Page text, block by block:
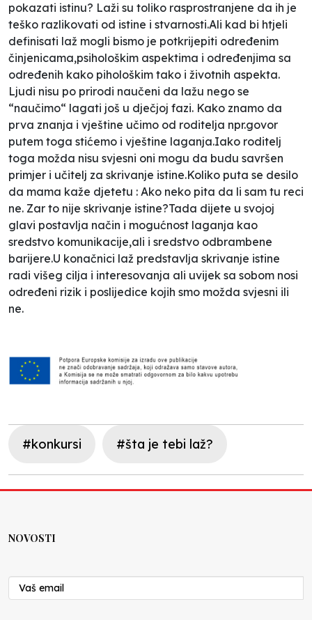
pokazati istinu? Laži su toliko rasprostranjene da ih je
teško razlikovati od istine i stvarnosti.Ali kad bi htjeli
definisati laž mogli bismo je potkrijepiti određenim
činjenicama,psihološkim aspektima i određenjima sa
određenih kako pihološkim tako i životnih aspekta.
Ljudi nisu po prirodi naučeni da lažu nego se
“naučimo“ lagati još u dječjoj fazi. Kako znamo da
prva znanja i vještine učimo od roditelja npr.govor
putem toga stićemo i vještine laganja.Iako roditelj
toga možda nisu svjesni oni mogu da budu savršen
primjer i učitelj za skrivanje istine.Koliko puta se desilo
da mama kaže djetetu : Ako neko pita da li sam tu reci
ne. Zar to nije skrivanje istine?Tada dijete u svojoj
glavi postavlja način i mogućnost laganja kao
sredstvo komunikacije,ali i sredstvo odbrambene
barijere.U konačnici laž predstavlja skrivanje istine
radi višeg cilja i interesovanja ali uvijek sa sobom nosi
određeni rizik i poslijedice kojih smo možda svjesni ili
ne.
#konkursi #šta je tebi laž?
NOVOSTI